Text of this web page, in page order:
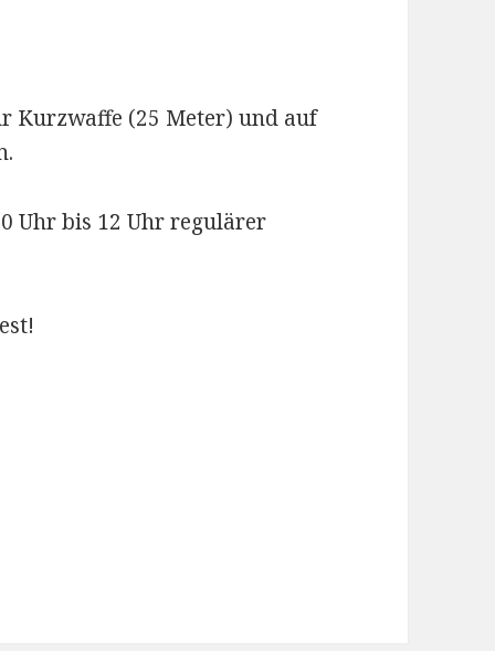
Kurzwaffe (25 Meter) und auf
Uhr bis 12 Uhr regulärer